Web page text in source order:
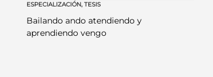
ESPECIALIZACIÓN,TESIS
Bailando ando atendiendo y
aprendiendo vengo